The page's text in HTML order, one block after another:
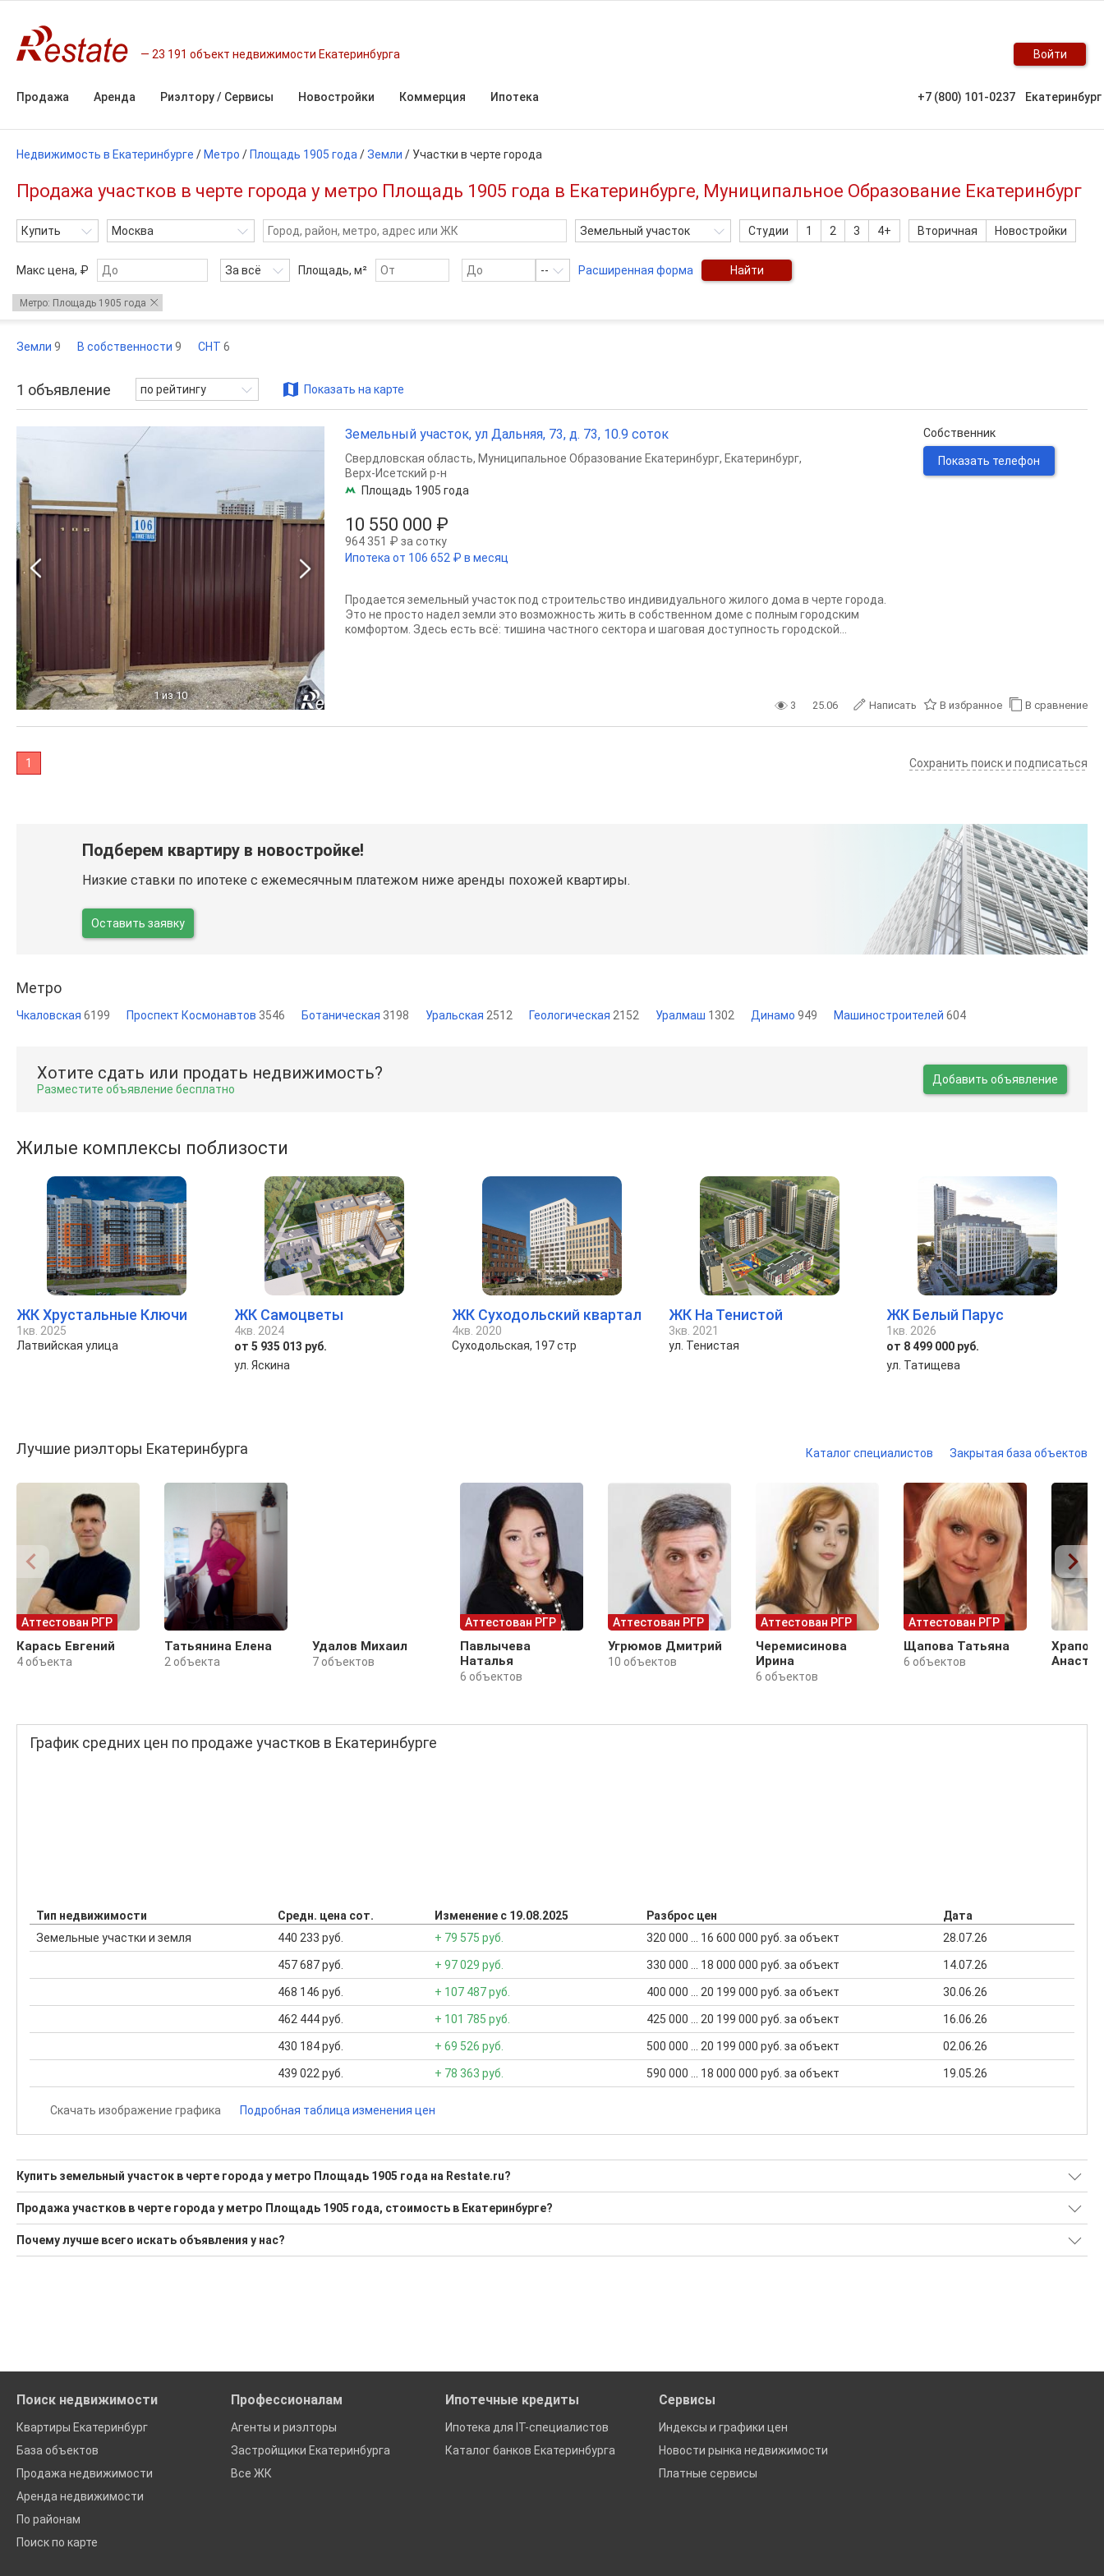
23 191 объект недвижимости Екатеринбурга Войти
Продажа Аренда Риэлтору / Сервисы Новостройки Коммерция Ипотека +7 (800) 101-0237 Екатеринбург
Недвижимость в Екатеринбурге / Метро / Площадь 1905 года /Земли / Участки в черте города
Продажа участков в черте города у метро Площадь 1905 года в Екатеринбурге, Муниципальное Образование Екатеринбург
Купить Москва Земельный участок Студии 1 2 3 4+ Вторичная Новостройки
Макс цена, ₽ За всё Площадь, м² -- Расширенная форма Найти
Метро: Площадь 1905 года
Земли 9 В собственности 9 СНТ 6
1 объявление по рейтингу Показать на карте
1 из 10
Земельный участок, ул Дальняя, 73, д. 73, 10.9 соток
10 550 000 ₽
964 351 ₽ за сотку
Ипотека от 106 652 ₽ в месяц
Свердловская область, Муниципальное Образование Екатеринбург, Екатеринбург,
Верх-Исетский р-н
Площадь 1905 года
Продается земельный участок под строительство индивидуального жилого дома в черте города.
Это не просто надел земли это возможность жить в собственном доме с полным городским
комфортом. Здесь есть всё: тишина частного сектора и шаговая доступность городской...
Собственник
Показать телефон
3 25.06 Написать В избранное В сравнение
1 Сохранить поиск и подписаться
Подберем квартиру в новостройке!
Низкие ставки по ипотеке с ежемесячным платежом ниже аренды похожей квартиры.
Оставить заявку
Метро
Чкаловская 6199 Проспект Космонавтов 3546 Ботаническая 3198 Уральская 2512 Геологическая 2152 Уралмаш 1302 Динамо 949 Машиностроителей 604
Хотите сдать или продать недвижимость?
Разместите объявление бесплатно
Добавить объявление
Жилые комплексы поблизости
ЖК Хрустальные Ключи
1кв. 2025
Латвийская улица
ЖК Самоцветы
4кв. 2024
от 5 935 013 руб.
ул. Яскина
ЖК Суходольский квартал
4кв. 2020
Суходольская, 197 стр
ЖК На Тенистой
3кв. 2021
ул. Тенистая
ЖК Белый Парус
1кв. 2026
от 8 499 000 руб.
ул. Татищева
Лучшие риэлторы Екатеринбурга Каталог специалистов Закрытая база объектов
Аттестован РГР
Карась Евгений
4 объекта
Татьянина Елена
2 объекта
Удалов Михаил
7 объектов
Аттестован РГР
Павлычева
Наталья
6 объектов
Аттестован РГР
Угрюмов Дмитрий
10 объектов
Аттестован РГР
Черемисинова
Ирина
6 объектов
Аттестован РГР
Щапова Татьяна
6 объектов
График средних цен по продаже участков в Екатеринбурге
Тип недвижимости Средн. цена сот. Изменение с 19.08.2025 Разброс цен
Дата
Земельные участки и земля
440 233 руб. + 79 575 руб. 320 000 ... 16 600 000 руб. за объект 28.07.26
457 687 руб. + 97 029 руб. 330 000 ... 18 000 000 руб. за объект 14.07.26
468 146 руб. + 107 487 руб. 400 000 ... 20 199 000 руб. за объект 30.06.26
462 444 руб. + 101 785 руб. 425 000 ... 20 199 000 руб. за объект 16.06.26
430 184 руб. + 69 526 руб. 500 000 ... 20 199 000 руб. за объект 02.06.26
439 022 руб. + 78 363 руб. 590 000 ... 18 000 000 руб. за объект 19.05.26
Скачать изображение графика Подробная таблица изменения цен
Купить земельный участок в черте города у метро Площадь 1905 года на Restate.ru?
Поможем Купить земельный участок в черте города у метро Площадь 1905 года?
1 актуальное и проверенное объявление
Продажа участков в черте города у метро Площадь 1905 года, стоимость в Екатеринбурге?
Минимальная цена: 10 550 000 Р. Максимальная цена: 10 550 000 Р; Средняя: 10 550 000 Р
Средняя цена за м2: 9 644 Р
Почему лучше всего искать объявления у нас?
Поиск недвижимости
Квартиры Екатеринбург
База объектов
Продажа недвижимости
Аренда недвижимости
По районам
Поиск по карте
Профессионалам
Агенты и риэлторы
Застройщики Екатеринбурга
Все ЖК
Ипотечные кредиты
Ипотека для IT-специалистов
Каталог банков Екатеринбурга
Сервисы
Индексы и графики цен
Новости рынка недвижимости
Платные сервисы